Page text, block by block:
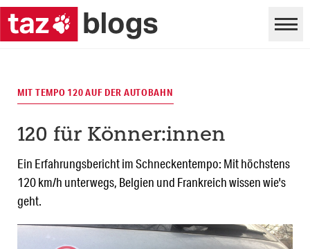
MIT TEMPO 120 AUF DER AUTOBAHN
120 für Könner:innen
Ein Erfahrungsbericht im Schneckentempo: Mit höchstens
120 km/h unterwegs, Belgien und Frankreich wissen wie's
geht.